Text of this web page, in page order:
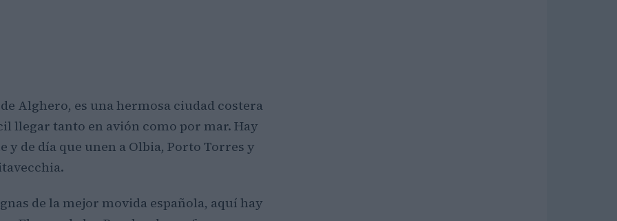
Alghero, es una hermosa ciudad costera
llegar tanto en avión como por mar. Hay
y de día que unen a Olbia, Porto Torres y
de la mejor movida española, aquí hay